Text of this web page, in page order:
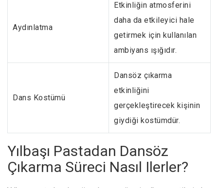
Aydınlatma
Etkinliğin atmosferini
daha da etkileyici hale
getirmek için kullanılan
ambiyans ışığıdır.
Dans Kostümü
Dansöz çıkarma
etkinliğini
gerçekleştirecek kişinin
giydiği kostümdür.
Yılbaşı Pastadan Dansöz
Çıkarma Süreci Nasıl Ilerler?